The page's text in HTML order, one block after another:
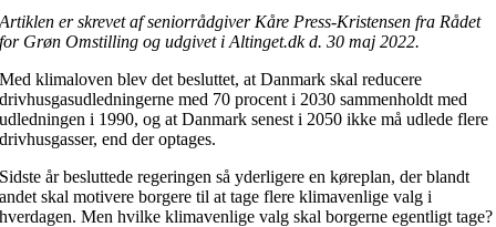
Artiklen er skrevet af seniorrådgiver Kåre Press-Kristensen fra Rådet
for Grøn Omstilling og udgivet i Altinget.dk d. 30 maj 2022.
Med klimaloven blev det besluttet, at Danmark skal reducere
drivhusgasudledningerne med 70 procent i 2030 sammenholdt med
udledningen i 1990, og at Danmark senest i 2050 ikke må udlede flere
drivhusgasser, end der optages.
Sidste år besluttede regeringen så yderligere en køreplan, der blandt
andet skal motivere borgere til at tage flere klimavenlige valg i
hverdagen. Men hvilke klimavenlige valg skal borgerne egentligt tage?